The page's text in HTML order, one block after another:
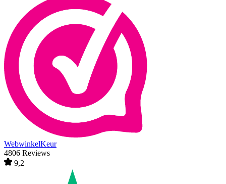
WebwinkelKeur
4806 Reviews
9,2